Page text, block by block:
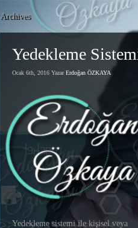
Archives
Yedekleme
Ocak 6th, 2016 YazarErdoğan ÖZKAYA
Yedekleme sistemi ile kişisel veya